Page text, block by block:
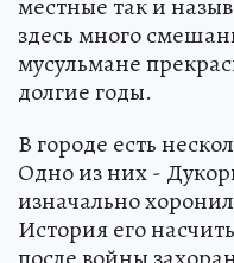
здесь много
мусульмане
долгие годы.
В городе есть
Одно из них -
изначально
История его